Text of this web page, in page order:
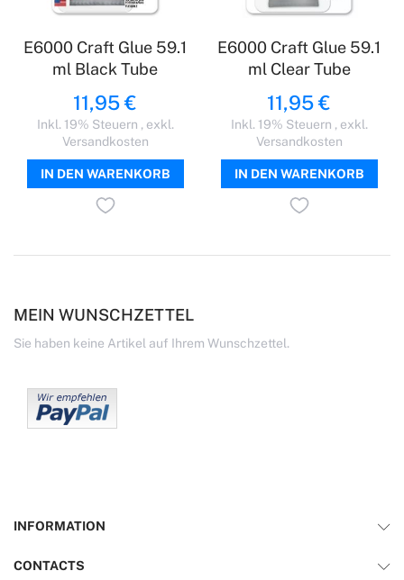
MEIN WUNSCHZETTEL
Sie haben keine Artikel auf Ihrem Wunschzettel.
E6000 Craft Glue 59.1
ml Black Tube
11,95 €
Inkl. 19% Steuern , exkl.
Versandkosten
IN DEN WARENKORB
E6000 Craft Glue 59.1
ml Clear Tube
11,95 €
Inkl. 19% Steuern , exkl.
Versandkosten
IN DEN WARENKORB
INFORMATION
CONTACTS